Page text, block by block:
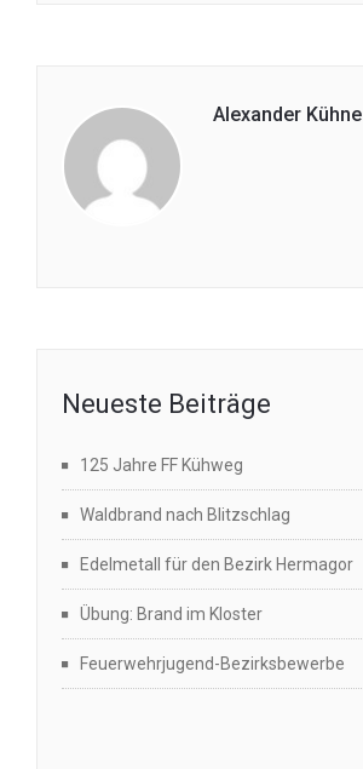
Alexander Kühne
Neueste Beiträge
125 Jahre FF Kühweg
Waldbrand nach Blitzschlag
Edelmetall für den Bezirk Hermagor
Übung: Brand im Kloster
Feuerwehrjugend-Bezirksbewerbe